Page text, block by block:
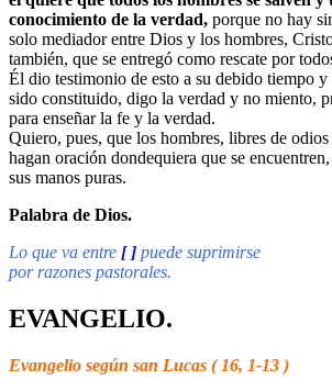
conocimiento de la verdad, porque no hay
solo mediador entre Dios y los hombres,
también, que se entregó como rescate por
Él dio testimonio de esto a su debido tiempo y
sido constituido, digo la verdad y no miento,
para enseñar la fe y la verdad.
Quiero, pues, que los hombres, libres de
hagan oración dondequiera que se
sus manos puras.
Palabra de Dios.
Lo que va entre [ ] puede suprimirse
por razones pastorales.
EVANGELIO.
Evangelio según san Lucas ( 16, 1-13 )